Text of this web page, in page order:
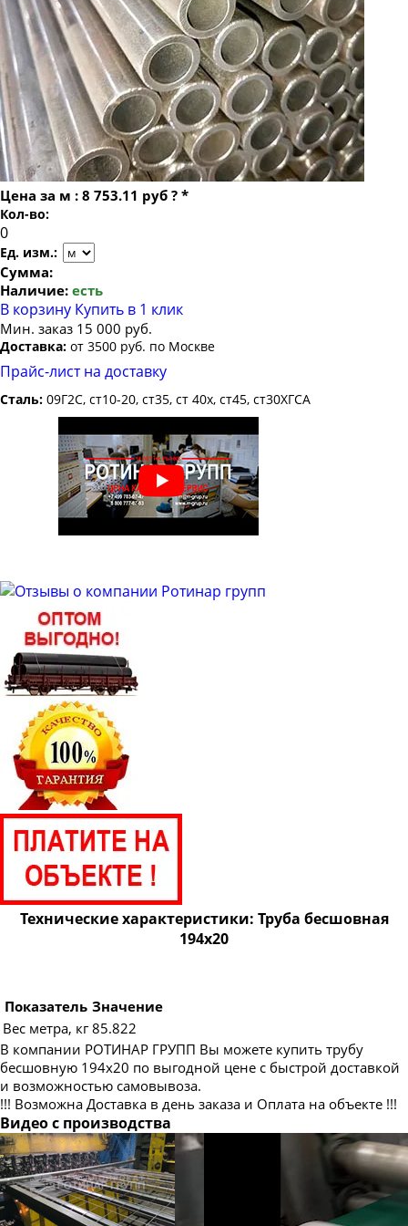
Труба бесшовная 22
Труба бесшовная 24
Труба бесшовная 25
Труба бесшовная 26
Труба бесшовная 27
Труба бесшовная 28
Труба бесшовная 30
Труба бесшовная 32
Труба бесшовная 35
Труба бесшовная 36
Труба бесшовная 38
Труба бесшовная 40
Труба бесшовная 42
Труба бесшовная 45
Труба бесшовная 48
Труба бесшовная 50
Труба бесшовная 51
Труба бесшовная 53
Труба бесшовная 63
Труба бесшовная 63.5
Труба бесшовная 65
Труба бесшовная 68
Труба бесшовная 70
Труба бесшовная 73
Труба бесшовная 76
Труба бесшовная 83
Труба бесшовная 95
Труба бесшовная 102
Труба бесшовная 121
Труба бесшовная 127
Труба бесшовная 133
Труба бесшовная 140
Труба бесшовная 146
Труба бесшовная 152
Труба бесшовная 159
Труба бесшовная 168
Труба бесшовная 194х28
Труба бесшовная 194х30
Труба бесшовная 194х32
Труба бесшовная 194х36
Труба бесшовная 194х40
Труба бесшовная 194х45
Труба бесшовная 194х50
Цена за м : 8 753.11 руб ? *
Кол-во:
Ед. изм.:
Сумма:
Наличие: есть
В корзину Купить в 1 клик
Мин. заказ 15 000 руб.
Доставка: от 3500 руб. по Москве
Прайс-лист на доставку
Сталь: 09Г2С, ст10-20, ст35, ст 40х, ст45, ст30ХГСА
Технические характеристики: Труба бесшовная
194х20
Показатель Значение
Вес метра, кг 85.822
В компании РОТИНАР ГРУПП Вы можете купить трубу
бесшовную 194х20 по выгодной цене с быстрой доставкой
и возможностью самовывоза.
!!! Возможна Доставка в день заказа и Оплата на объекте !!!
Видео с производства